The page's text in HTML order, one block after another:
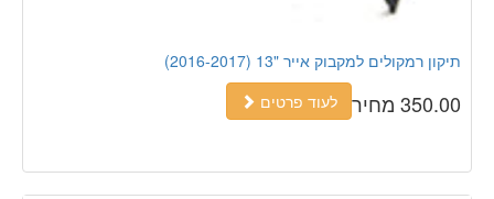
תיקון רמקולים למקבוק אייר "13 (2016-2017)
לעוד פרטים
350.00 מחיר